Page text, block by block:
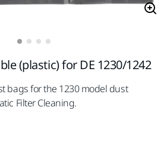
(plastic) for DE 1230/1242
bags for the 1230 model dust
Filter Cleaning.